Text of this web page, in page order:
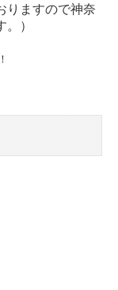
りますので神奈
。）